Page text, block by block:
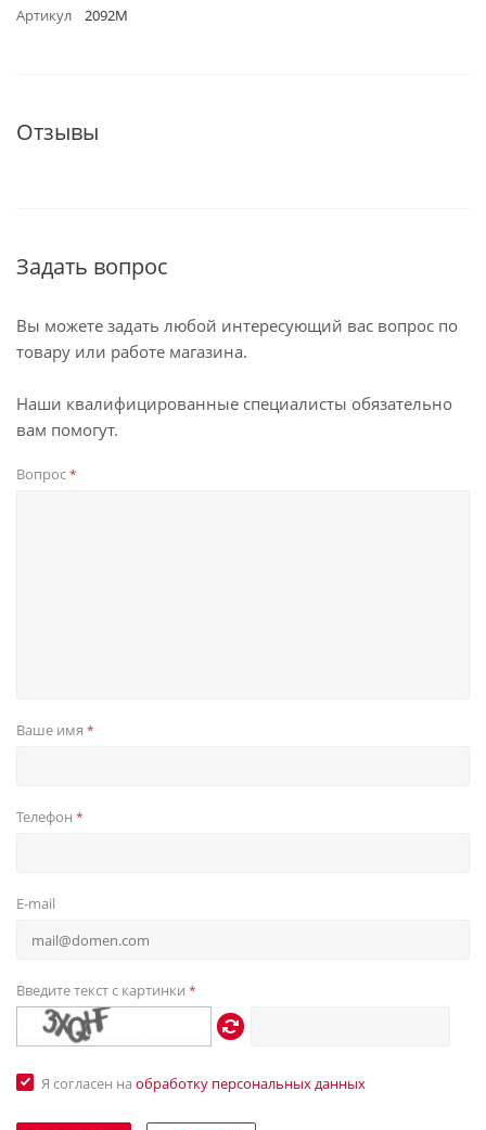
Артикул 2092М
Отзывы
Задать вопрос
Вы можете задать любой интересующий вас вопрос по
товару или работе магазина.
Наши квалифицированные специалисты обязательно
вам помогут.
Вопрос*
Ваше имя *
Телефон *
E-mail
Введите текст с картинки *
Я согласен на обработку персональных данных